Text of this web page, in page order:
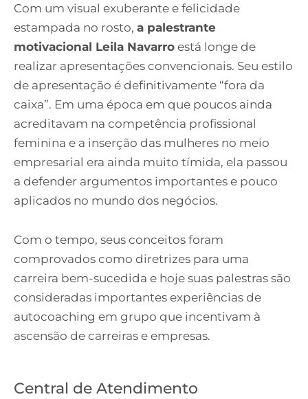
Com um visual exuberante e felicidade
estampada no rosto, a palestrante
motivacional Leila Navarro está longe de
realizar apresentações convencionais. Seu estilo
de apresentação é definitivamente “fora da
caixa”. Em uma época em que poucos ainda
acreditavam na competência profissional
feminina e a inserção das mulheres no meio
empresarial era ainda muito tímida, ela passou
a defender argumentos importantes e pouco
aplicados no mundo dos negócios.
Com o tempo, seus conceitos foram
comprovados como diretrizes para uma
carreira bem-sucedida e hoje suas palestras são
consideradas importantes experiências de
autocoaching em grupo que incentivam à
ascensão de carreiras e empresas.
Central de Atendimento